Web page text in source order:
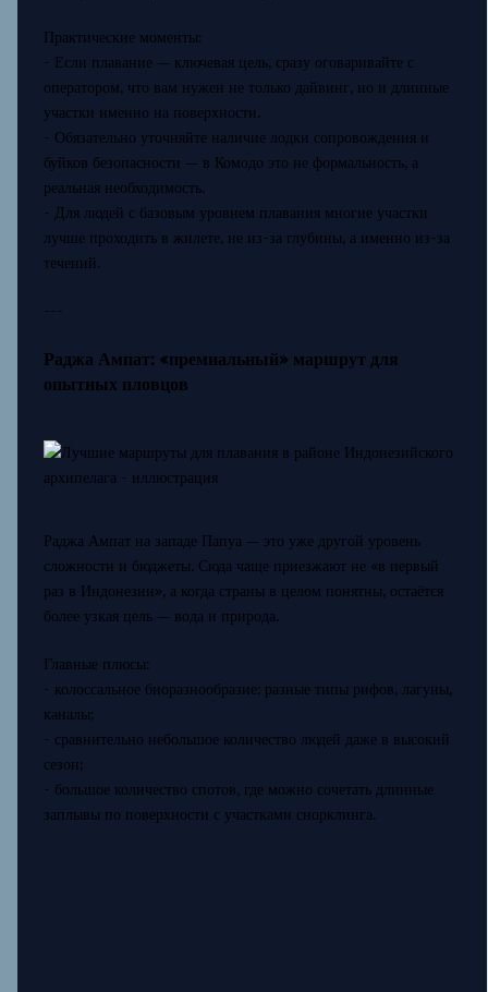
Практические моменты:
- Если плавание — ключевая цель, сразу оговаривайте с
оператором, что вам нужен не только дайвинг, но и длинные
участки именно на поверхности.
- Обязательно уточняйте наличие лодки сопровождения и
буйков безопасности — в Комодо это не формальность, а
реальная необходимость.
- Для людей с базовым уровнем плавания многие участки
лучше проходить в жилете, не из-за глубины, а именно из-за
течений.
---
Раджа Ампат: «премиальный» маршрут для
опытных пловцов
Раджа Ампат на западе Папуа — это уже другой уровень
сложности и бюджеты. Сюда чаще приезжают не «в первый
раз в Индонезии», а когда страны в целом понятны, остаётся
более узкая цель — вода и природа.
Главные плюсы:
- колоссальное биоразнообразие: разные типы рифов, лагуны,
каналы;
- сравнительно небольшое количество людей даже в высокий
сезон;
- большое количество спотов, где можно сочетать длинные
заплывы по поверхности с участками снорклинга.